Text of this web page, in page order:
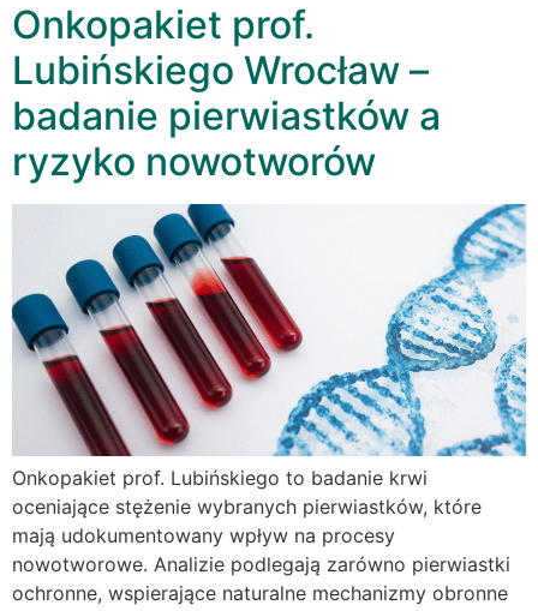
Onkopakiet prof.
Lubińskiego Wrocław –
badanie pierwiastków a
ryzyko nowotworów
Onkopakiet prof. Lubińskiego to badanie krwi
oceniające stężenie wybranych pierwiastków, które
mają udokumentowany wpływ na procesy
nowotworowe. Analizie podlegają zarówno pierwiastki
ochronne, wspierające naturalne mechanizmy obronne